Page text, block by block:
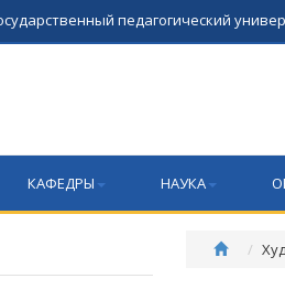
педагогический
КАФЕДРЫ НАУКА